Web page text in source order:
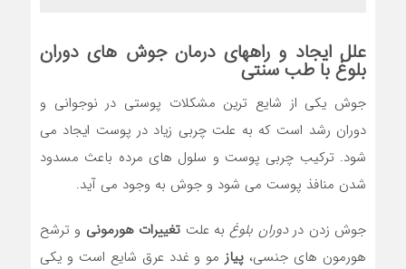
علل ایجاد و راههای درمان جوش های دوران
بلوغبا طب سنتی
جوش یکی از شایع ترین مشکلات پوستی در نوجوانی و
دوران رشد است که به علت چربی زیاد در پوست ایجاد می
شود. ترکیب چربی پوست و سلول های مرده باعث مسدود
شدن منافذ پوست می شود و جوش به وجود می آید.
جوش زدن دردوران بلوغبه علت تغییرات هورمونی و ترشح
هورمون های جنسی، پیازمو و غدد عرق شایع است و یکی